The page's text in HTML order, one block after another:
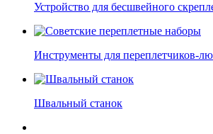
Устройство для бесшвейного
Инструменты для переплетчиков-
Швальный станок